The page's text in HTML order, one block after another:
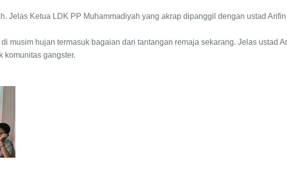
Jelas Ketua LDK PP Muhammadiyah yang akrap dipanggil dengan ustad
musim hujan termasuk bagaian dari tantangan remaja sekarang. Jelas ustad
komunitas gangster.